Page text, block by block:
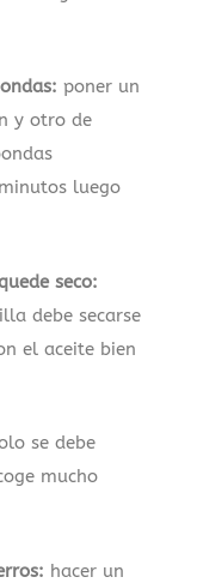
poner un
y otro de
luego
seco:
debe secarse
el aceite bien
se debe
mucho
hacer un